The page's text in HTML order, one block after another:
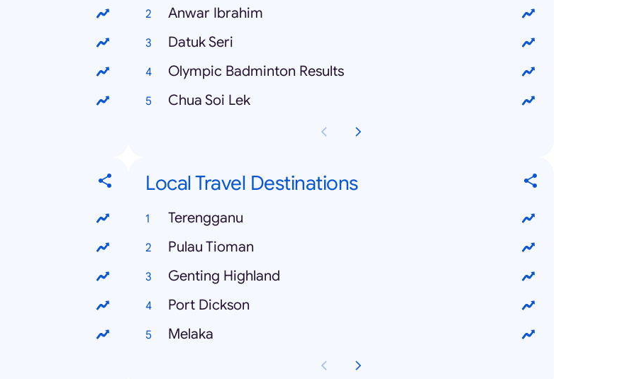
Anwar Ibrahim
Datuk Seri
Olympic Badminton Results
Chua Soi Lek
Local Travel Destinations
Terengganu
Pulau Tioman
Genting Highland
Port Dickson
Melaka